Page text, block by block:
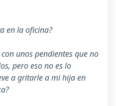
en la oficina?
unos pendientes que no
pero eso no es lo
a gritarle a mi hija en